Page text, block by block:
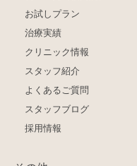
お試しプラン
治療実績
クリニック情報
スタッフ紹介
よくあるご質問
スタッフブログ
採用情報